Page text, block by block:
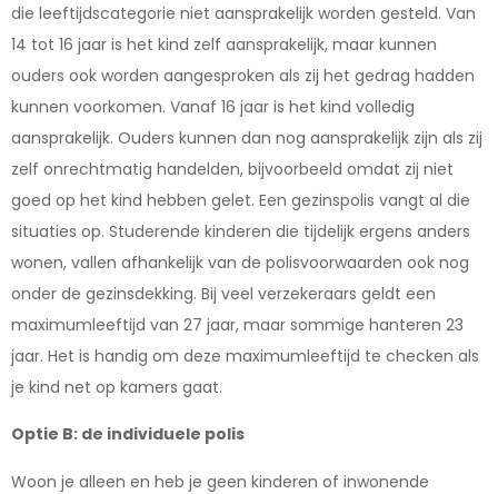
die leeftijdscategorie niet aansprakelijk worden gesteld. Van
14 tot 16 jaar is het kind zelf aansprakelijk, maar kunnen
ouders ook worden aangesproken als zij het gedrag hadden
kunnen voorkomen. Vanaf 16 jaar is het kind volledig
aansprakelijk. Ouders kunnen dan nog aansprakelijk zijn als zij
zelf onrechtmatig handelden, bijvoorbeeld omdat zij niet
goed op het kind hebben gelet. Een gezinspolis vangt al die
situaties op. Studerende kinderen die tijdelijk ergens anders
wonen, vallen afhankelijk van de polisvoorwaarden ook nog
onder de gezinsdekking. Bij veel verzekeraars geldt een
maximumleeftijd van 27 jaar, maar sommige hanteren 23
jaar. Het is handig om deze maximumleeftijd te checken als
je kind net op kamers gaat.
Optie B: de individuele polis
Woon je alleen en heb je geen kinderen of inwonende